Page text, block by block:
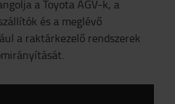
a Toyota AGV-k, a
és a meglévő
a raktárkezelő rendszerek